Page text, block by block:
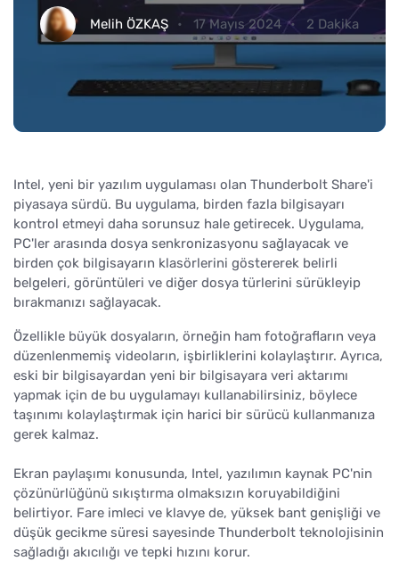
Melih ÖZKAŞ 17 Mayıs 2024 2 Dakika
Intel, yeni bir yazılım uygulaması olan Thunderbolt Share'i
piyasaya sürdü. Bu uygulama, birden fazla bilgisayarı
kontrol etmeyi daha sorunsuz hale getirecek. Uygulama,
PC'ler arasında dosya senkronizasyonu sağlayacak ve
birden çok bilgisayarın klasörlerini göstererek belirli
belgeleri, görüntüleri ve diğer dosya türlerini sürükleyip
bırakmanızı sağlayacak.
Özellikle büyük dosyaların, örneğin ham fotoğrafların veya
düzenlenmemiş videoların, işbirliklerini kolaylaştırır. Ayrıca,
eski bir bilgisayardan yeni bir bilgisayara veri aktarımı
yapmak için de bu uygulamayı kullanabilirsiniz, böylece
taşınımı kolaylaştırmak için harici bir sürücü kullanmanıza
gerek kalmaz.
Ekran paylaşımı konusunda, Intel, yazılımın kaynak PC'nin
çözünürlüğünü sıkıştırma olmaksızın koruyabildiğini
belirtiyor. Fare imleci ve klavye de, yüksek bant genişliği ve
düşük gecikme süresi sayesinde Thunderbolt teknolojisinin
sağladığı akıcılığı ve tepki hızını korur.